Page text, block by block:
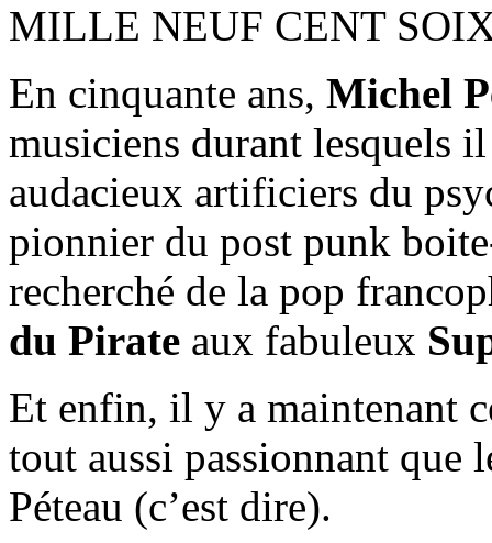
MILLE NEUF CENT
En cinquante ans, Michel
musiciens durant lesquels
audacieux artificiers du
pionnier du post punk
recherché de la pop
du Pirate aux fabuleux
Et enfin, il y a maintenant
tout aussi passionnant que
Péteau (c’est dire).